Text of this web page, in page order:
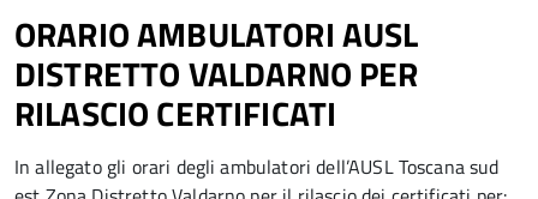
ORARIO AMBULATORI AUSL
DISTRETTO VALDARNO PER
RILASCIO CERTIFICATI
In allegato gli orari degli ambulatori dell’AUSL Toscana sud